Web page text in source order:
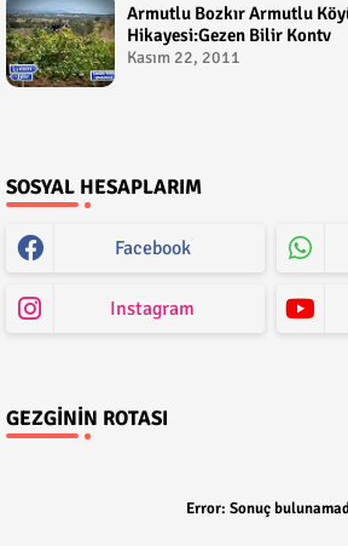
Armutlu Bozkır Armutlu
Hikayesi:Gezen Bilir Kontv
Kasım 22, 2011
SOSYAL HESAPLARIM
Facebook
Instagram
GEZGININ ROTASI
Error: Sonuç